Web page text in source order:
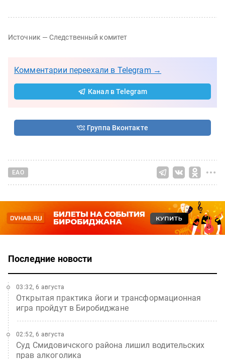
Источник — Следственный комитет
Комментарии переехали в Telegram →
Канал в Telegram
Группа Вконтакте
ЕАО
Последние новости
Открытая практика йоги и трансформационная
игра пройдут в Биробиджане
03:32, 6 августа
Суд Смидовичского района лишил водительских
прав алкоголика
02:52, 6 августа